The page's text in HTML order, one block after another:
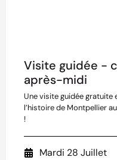
Visite guidée -
après-midi
Une visite guidée
l’histoire de Montpellier
!
Mardi 28 Juillet